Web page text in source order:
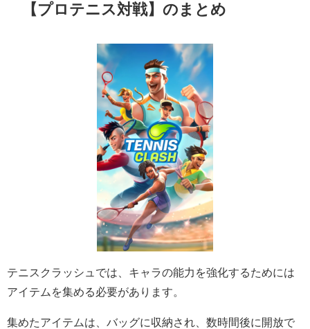
【プロテニス対戦】のまとめ
テニスクラッシュでは、キャラの能力を強化するためには
アイテムを集める必要があります。
集めたアイテムは、バッグに収納され、数時間後に開放で